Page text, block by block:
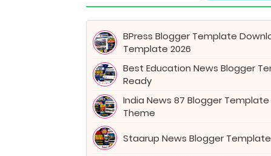
BPress Blogger Template
Template 2026
Best Education News Blogger
Ready
India News 87 Blogger
Theme
Staarup News Blogger